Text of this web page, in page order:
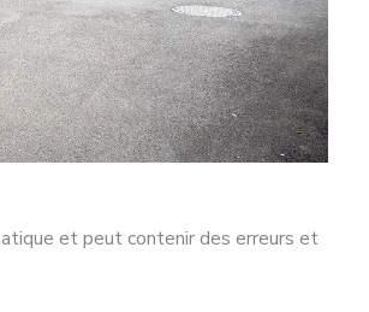
et peut contenir des erreurs et